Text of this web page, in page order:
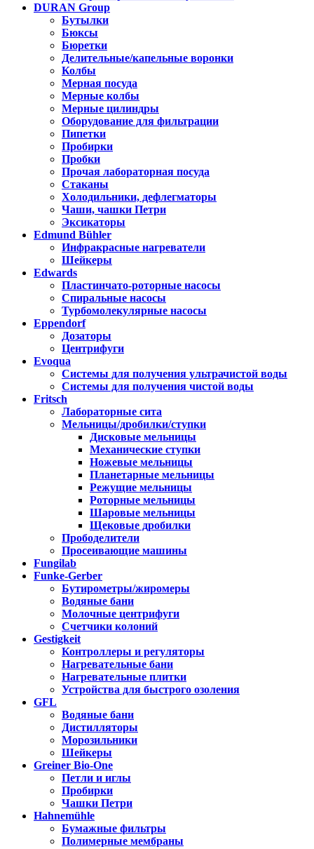
DURAN Group
Бутылки
Бюксы
Бюретки
Делительные/капельные воронки
Колбы
Мерная посуда
Мерные колбы
Мерные цилиндры
Оборудование для фильтрации
Пипетки
Пробирки
Пробки
Прочая лабораторная посуда
Стаканы
Холодильники, дефлегматоры
Чаши, чашки Петри
Эксикаторы
Edmund Bühler
Инфракрасные нагреватели
Шейкеры
Edwards
Пластинчато-роторные насосы
Спиральные насосы
Турбомолекулярные насосы
Eppendorf
Дозаторы
Центрифуги
Evoqua
Системы для получения ультрачистой воды
Системы для получения чистой воды
Fritsch
Лабораторные сита
Мельницы/дробилки/ступки
Дисковые мельницы
Механические ступки
Ножевые мельницы
Планетарные мельницы
Режущие мельницы
Роторные мельницы
Шаровые мельницы
Щековые дробилки
Прободелители
Просеивающие машины
Fungilab
Funke-Gerber
Бутирометры/жиромеры
Водяные бани
Молочные центрифуги
Счетчики колоний
Gestigkeit
Контроллеры и регуляторы
Нагревательные бани
Нагревательные плитки
Устройства для быстрого озоления
GFL
Водяные бани
Дистилляторы
Морозильники
Шейкеры
Greiner Bio-One
Петли и иглы
Пробирки
Чашки Петри
Hahnemühle
Бумажные фильтры
Полимерные мембраны